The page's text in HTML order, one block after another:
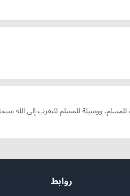
للمسلم، ووسيلة للمسلم للتقرب إلى الله
روابط